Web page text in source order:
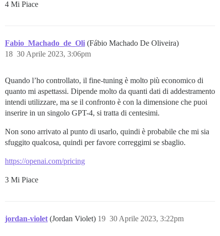
4 Mi Piace
Fabio_Machado_de_Oli (Fábio Machado De Oliveira)
30 Aprile 2023, 3:06pm
18
Quando l’ho controllato, il fine-tuning è molto più economico di
quanto mi aspettassi. Dipende molto da quanti dati di addestramento
intendi utilizzare, ma se il confronto è con la dimensione che puoi
inserire in un singolo GPT-4, si tratta di centesimi.
Non sono arrivato al punto di usarlo, quindi è probabile che mi sia
sfuggito qualcosa, quindi per favore correggimi se sbaglio.
https://openai.com/pricing
3 Mi Piace
jordan-violet (Jordan Violet) 30 Aprile 2023, 3:22pm
19